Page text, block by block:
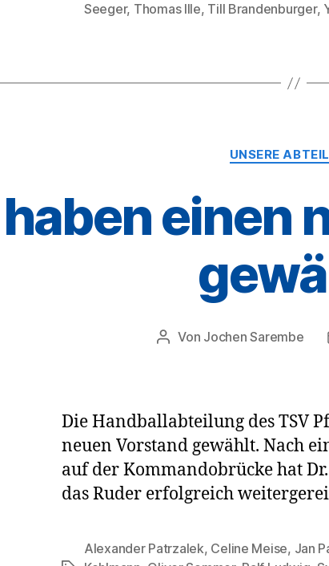
Seeger, Thomas Ille, Till Brandenburger,
UNSERE
einen
Beitragsautor
Von Jochen Sarembe
Die Handballabteilung des TSV
neuen Vorstand gewählt. Nach
auf der Kommandobrücke hat
das Ruder erfolgreich
Alexander Patrzalek, Celine Meise, Jan